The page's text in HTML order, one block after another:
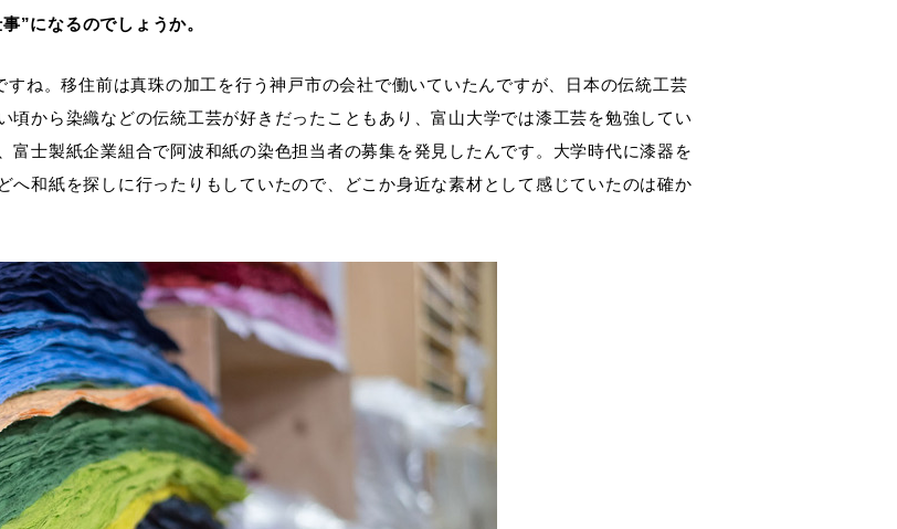
”になるのでしょうか。
すね。移住前は真珠の加工を行う神戸市の会社で働いていたんですが、日本の伝統工芸
頃から染織などの伝統工芸が好きだったこともあり、富山大学では漆工芸を勉強してい
富士製紙企業組合で阿波和紙の染色担当者の募集を発見したんです。大学時代に漆器を
へ和紙を探しに行ったりもしていたので、どこか身近な素材として感じていたのは確か